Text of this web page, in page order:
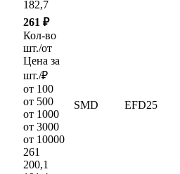
182,7
261 ₽
Кол-во
шт./от
Цена за
шт./₽
от 100
от 500
от 1000
от 3000
от 10000
261
200,1
SMD EFD25